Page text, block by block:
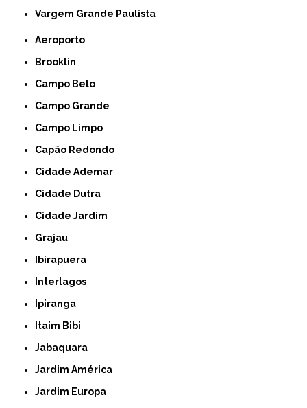
Vargem Grande Paulista
Aeroporto
Brooklin
Campo Belo
Campo Grande
Campo Limpo
Capão Redondo
Cidade Ademar
Cidade Dutra
Cidade Jardim
Grajau
Ibirapuera
Interlagos
Ipiranga
Itaim Bibi
Jabaquara
Jardim América
Jardim Europa